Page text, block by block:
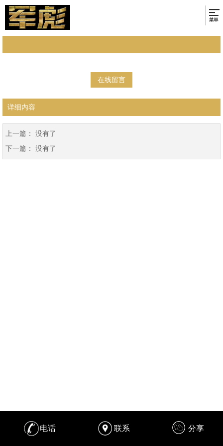
在线留言
详细内容
上一篇： 没有了
下一篇： 没有了
电话 联系 分享